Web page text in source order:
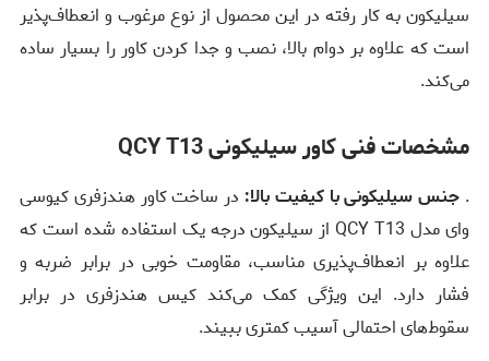
سیلیکون به کار رفته در این محصول از نوع مرغوب و انعطاف‌پذیر
است که علاوه بر دوام بالا، نصب و جدا کردن کاور را بسیار ساده
می‌کند.
مشخصات فنی کاور سیلیکونی QCY T13
. جنس سیلیکونی با کیفیت بالا: در ساخت کاور هندزفری کیوسی
وای مدل QCY T13 از سیلیکون درجه یک استفاده شده است که
علاوه بر انعطاف‌پذیری مناسب، مقاومت خوبی در برابر ضربه و
فشار دارد. این ویژگی کمک می‌کند کیس هندزفری در برابر
سقوط‌های احتمالی آسیب کمتری ببیند.